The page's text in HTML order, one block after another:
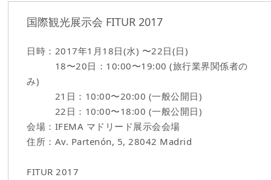
国際観光展示会 FITUR 2017
日時：2017年1月18日(水) 〜22日(日)
18〜20日：10:00〜19:00 (旅行業界関係者の
み)
21日：10:00〜20:00 (一般公開日)
22日：10:00〜18:00 (一般公開日)
会場：IFEMA マドリード展示会会場
住所：Av. Partenón, 5, 28042 Madrid
FITUR 2017